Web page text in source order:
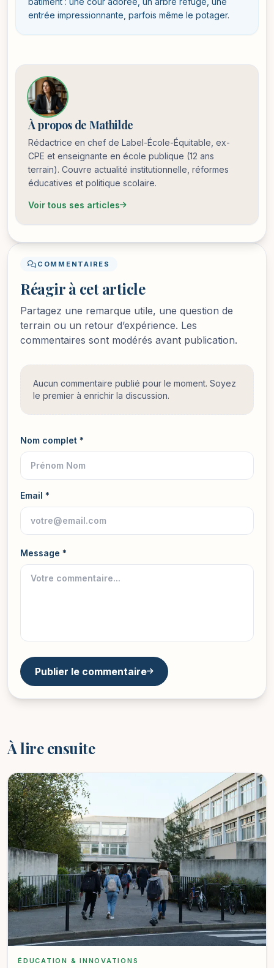
entrée impressionnante, parfois même le potager.
À propos de Mathilde
Rédactrice en chef de Label-École-Équitable, ex-
CPE et enseignante en école publique (12 ans
terrain). Couvre actualité institutionnelle, réformes
éducatives et politique scolaire.
Voir tous ses articles
COMMENTAIRES
Réagir à cet article
Partagez une remarque utile, une question de
terrain ou un retour d’expérience. Les
commentaires sont modérés avant publication.
Aucun commentaire publié pour le moment. Soyez
le premier à enrichir la discussion.
Nom complet *
Email *
Message *
Publier le commentaire
À lire ensuite
ÉDUCATION & INNOVATIONS